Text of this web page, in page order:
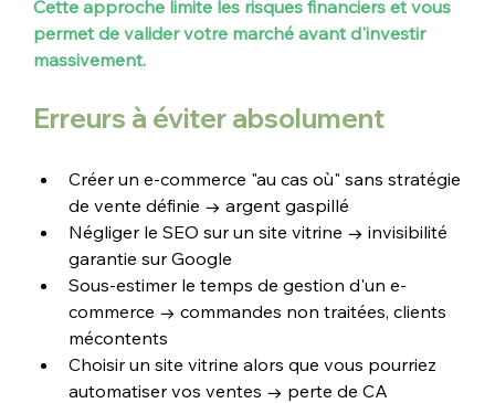
Cette approche limite les risques financiers et vous
permet de valider votre marché avant d'investir
massivement.
Erreurs à éviter absolument
Créer un e-commerce "au cas où" sans stratégie
de vente définie → argent gaspillé
Négliger le SEO sur un site vitrine → invisibilité
garantie sur Google
Sous-estimer le temps de gestion d'un e-
commerce → commandes non traitées, clients
mécontents
Choisir un site vitrine alors que vous pourriez
automatiser vos ventes → perte de CA